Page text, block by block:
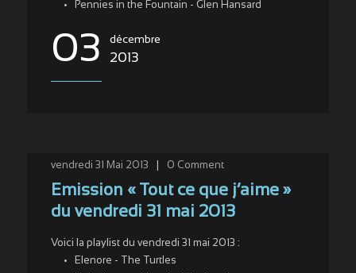
Pennies in the Fountain - Glen Hansard
03 décembre
2013
vendredi 31 Mai 2013 0 Comment
Emission « Tout ce que j’aime »
du vendredi 31 mai 2013
Voici la playlist du vendredi 31 mai 2013 :
Elenore - The Turtles